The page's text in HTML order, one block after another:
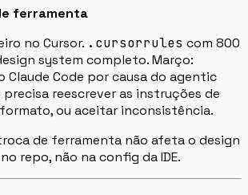
ferramenta
no Cursor. .cursorrules com 800
system completo. Março:
Claude Code por causa do agentic
precisa reescrever as instruções de
ou aceitar inconsistência.
troca de ferramenta não afeta o design
repo, não na config da IDE.